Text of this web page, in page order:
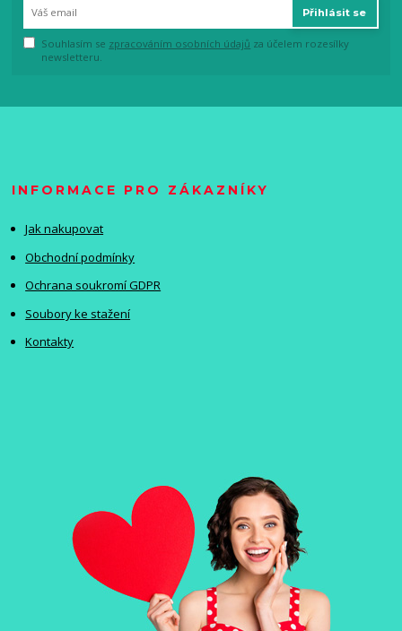
Přihlásit se
Souhlasím se zpracováním osobních údajů za účelem rozesílky
newsletteru.
INFORMACE PRO ZÁKAZNÍKY
Jak nakupovat
Obchodní podmínky
Ochrana soukromí GDPR
Soubory ke stažení
Kontakty